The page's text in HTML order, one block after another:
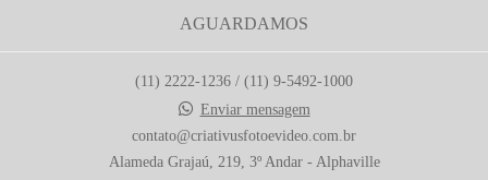
AGUARDAMOS
(11) 2222-1236 / (11) 9-5492-1000
Enviar mensagem
contato@criativusfotoevideo.com.br
Alameda Grajaú, 219, 3º Andar - Alphaville